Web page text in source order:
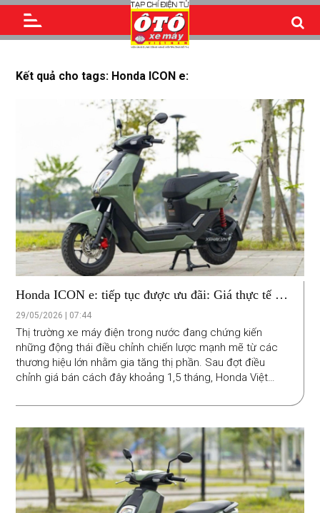
Kết quả cho tags: Honda ICON e:
Honda ICON e: tiếp tục được ưu đãi: Giá thực tế chỉ
còn 15,5 triệu đồng
29/05/2026 | 07:44
Thị trường xe máy điện trong nước đang chứng kiến
những động thái điều chỉnh chiến lược mạnh mẽ từ các
thương hiệu lớn nhằm gia tăng thị phần. Sau đợt điều
chỉnh giá bán cách đây khoảng 1,5 tháng, Honda Việt
xe ICON e:.